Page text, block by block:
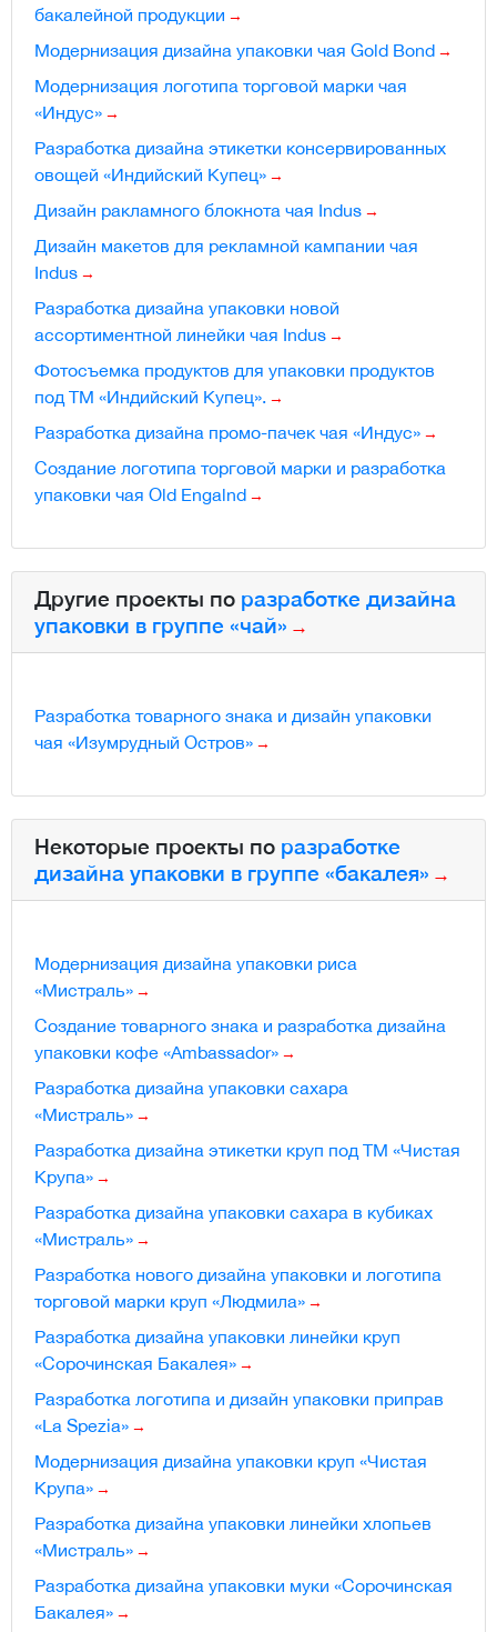
бакалейной продукции
Модернизация дизайна упаковки чая Gold Bond
Модернизация логотипа торговой марки чая
«Индус»
Разработка дизайна этикетки консервированных
овощей «Индийский Купец»
Дизайн ракламного блокнота чая Indus
Дизайн макетов для рекламной кампании чая
Indus
Разработка дизайна упаковки новой
ассортиментной линейки чая Indus
Фотосъемка продуктов для упаковки продуктов
под ТМ «Индийский Купец».
Разработка дизайна промо-пачек чая «Индус»
Создание логотипа торговой марки и разработка
упаковки чая Old Engalnd
Другие проекты по разработке дизайна
упаковки в группе «чай»
Разработка товарного знака и дизайн упаковки
чая «Изумрудный Остров»
Некоторые проекты по разработке
дизайна упаковки в группе «бакалея»
Модернизация дизайна упаковки риса
«Мистраль»
Создание товарного знака и разработка дизайна
упаковки кофе «Ambassador»
Разработка дизайна упаковки сахара
«Мистраль»
Разработка дизайна этикетки круп под ТМ «Чистая
Крупа»
Разработка дизайна упаковки сахара в кубиках
«Мистраль»
Разработка нового дизайна упаковки и логотипа
торговой марки круп «Людмила»
Разработка дизайна упаковки линейки круп
«Сорочинская Бакалея»
Разработка логотипа и дизайн упаковки приправ
«La Spezia»
Модернизация дизайна упаковки круп «Чистая
Крупа»
Разработка дизайна упаковки линейки хлопьев
«Мистраль»
Разработка дизайна упаковки муки «Сорочинская
Бакалея»